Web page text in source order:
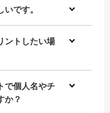
です。
ントしたい場
で個人名やチ
か？